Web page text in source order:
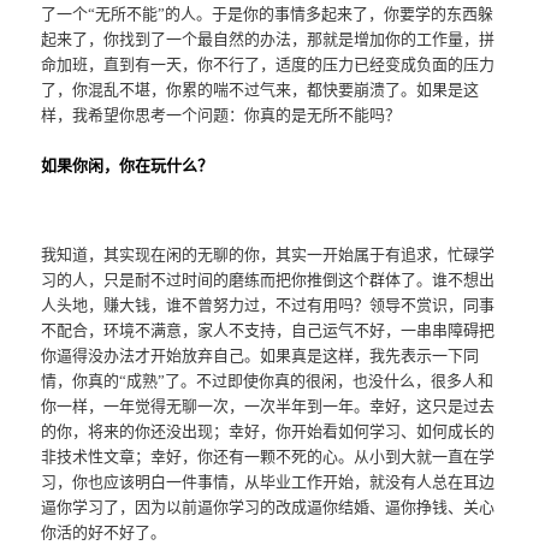
了一个“无所不能”的人。于是你的事情多起来了，你要学的东西躲
起来了，你找到了一个最自然的办法，那就是增加你的工作量，拼
命加班，直到有一天，你不行了，适度的压力已经变成负面的压力
了，你混乱不堪，你累的喘不过气来，都快要崩溃了。如果是这
样，我希望你思考一个问题：你真的是无所不能吗？
如果你闲，你在玩什么？
我知道，其实现在闲的无聊的你，其实一开始属于有追求，忙碌学
习的人，只是耐不过时间的磨练而把你推倒这个群体了。谁不想出
人头地，赚大钱，谁不曾努力过，不过有用吗？领导不赏识，同事
不配合，环境不满意，家人不支持，自己运气不好，一串串障碍把
你逼得没办法才开始放弃自己。如果真是这样，我先表示一下同
情，你真的“成熟”了。不过即使你真的很闲，也没什么，很多人和
你一样，一年觉得无聊一次，一次半年到一年。幸好，这只是过去
的你，将来的你还没出现；幸好，你开始看如何学习、如何成长的
非技术性文章；幸好，你还有一颗不死的心。从小到大就一直在学
习，你也应该明白一件事情，从毕业工作开始，就没有人总在耳边
逼你学习了，因为以前逼你学习的改成逼你结婚、逼你挣钱、关心
你活的好不好了。